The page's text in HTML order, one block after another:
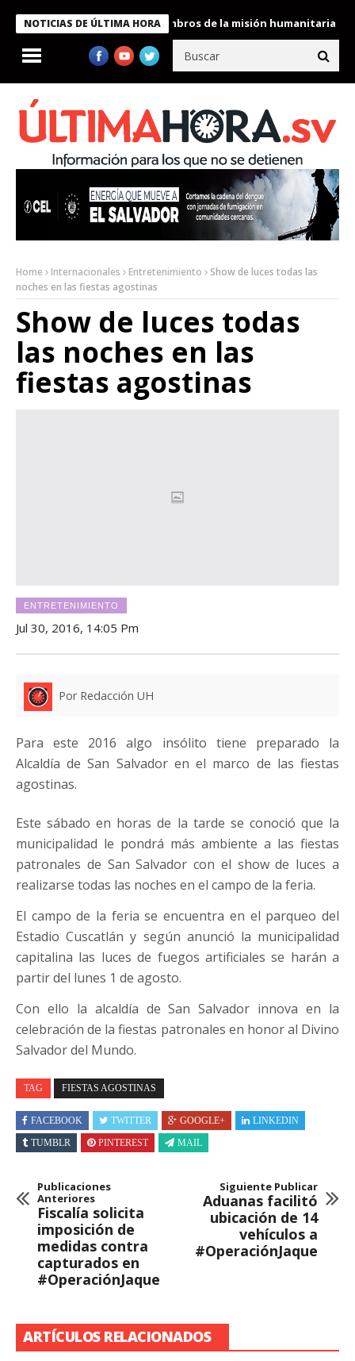
NOTICIAS DE ÚLTIMA HORA
Bukele condecora a miembros de la misión humanitaria
Home Internacionales Entretenimiento
Show de luces todas las
noches en las fiestas agostinas
Show de luces todas
las noches en las
fiestas agostinas
ENTRETENIMIENTO
Jul 30, 2016, 14:05 Pm
Por Redacción UH
Para este 2016 algo insólito tiene preparado la
Alcaldía de San Salvador en el marco de las fiestas
agostinas.
Este sábado en horas de la tarde se conoció que la
municipalidad le pondrá más ambiente a las fiestas
patronales de San Salvador con el show de luces a
realizarse todas las noches en el campo de la feria.
El campo de la feria se encuentra en el parqueo del
Estadio Cuscatlán y según anunció la municipalidad
capitalina las luces de fuegos artificiales se harán a
partir del lunes 1 de agosto.
Con ello la alcaldía de San Salvador innova en la
celebración de la fiestas patronales en honor al Divino
Salvador del Mundo.
TAG FIESTAS AGOSTINAS
FACEBOOK TWITTER GOOGLE+
LINKEDIN
TUMBLR
PINTEREST MAIL
Publicaciones
Anteriores
Fiscalía solicita
imposición de
medidas contra
capturados en
#OperaciónJaque
Siguiente Publicar
Aduanas facilitó
ubicación de 14
vehículos a
#OperaciónJaque
ARTÍCULOS RELACIONADOS